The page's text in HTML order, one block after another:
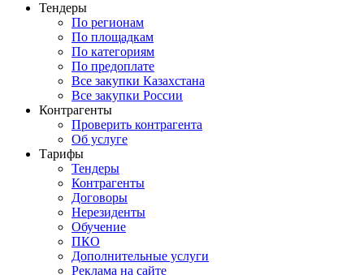
Тендеры
По регионам
По площадкам
По категориям
По предоплате
Все закупки Казахстана
Все закупки России
Контрагенты
Проверить контрагента
Об услуге
Тарифы
Тендеры
Контрагенты
Договоры
Нерезиденты
Обучение
ПКО
Дополнительные услуги
Реклама на сайте